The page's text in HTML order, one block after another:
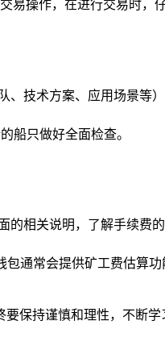
易操作，在进行交易时，
技术方案、应用场景等
船只做好全面检查。
相关说明，了解手续费
通常会提供矿工费估算
保持谨慎和理性，不断学